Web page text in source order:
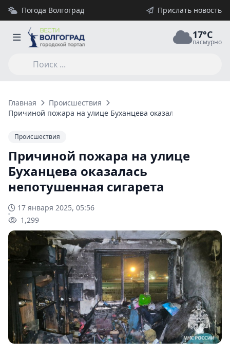
Погода Волгоград Прислать новость
17°C
пасмурно
Главная
Происшествия
Причиной пожара на улице Буханцева оказалась
Происшествия
Причиной пожара на улице
Буханцева оказалась
непотушенная сигарета
17 января 2025, 05:56
1,299